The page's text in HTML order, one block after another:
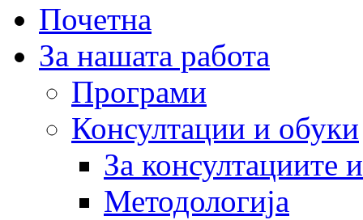
Почетна
За нашата работа
Програми
Консултации и обуки
За консултациите
Методологија